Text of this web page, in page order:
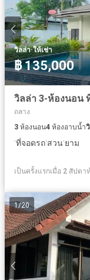
วิลล่า·ให้เช่า
฿ 135,000
วิลล่า 3-ห้องนอน
ถลาง
3 ห้องนอน4 ห้องอาบน้ำ
·ที่จอดรถ·สวน·ยาม
เป็นครั้งแรกเมื่อ 2 สัปดา
1/20